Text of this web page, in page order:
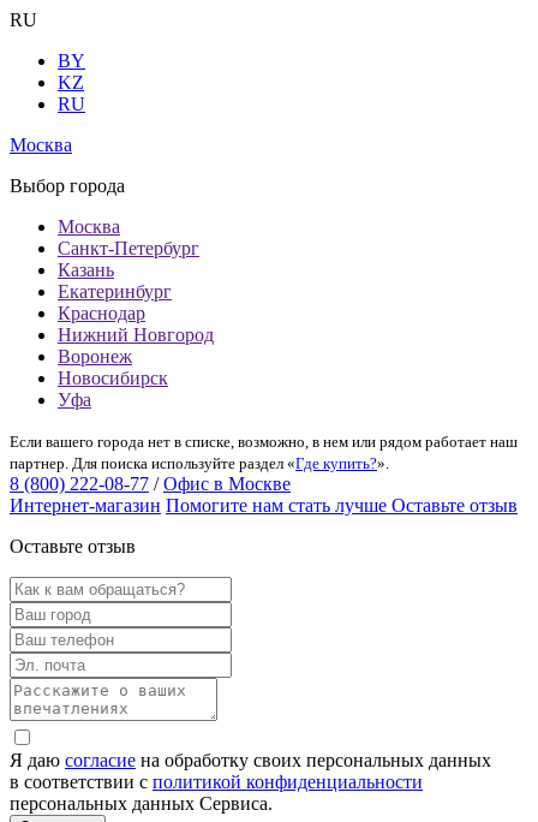
RU
BY
KZ
RU
Москва
Выбор города
Москва
Санкт-Петербург
Казань
Екатеринбург
Краснодар
Нижний Новгород
Воронеж
Новосибирск
Уфа
Если вашего города нет в списке, возможно, в нем или рядом работает наш
партнер. Для поиска используйте раздел «Где купить?».
8 (800) 222-08-77 / Офис в Москве
Интернет-магазин Помогите нам стать лучше Оставьте отзыв
Оставьте отзыв
Я даю согласие на обработку своих персональных данных
в соответствии с политикой конфиденциальности
персональных данных Сервиса.